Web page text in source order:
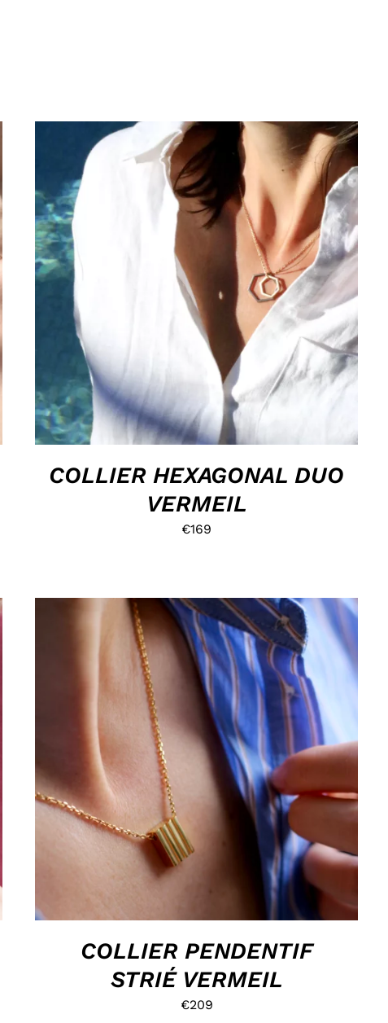
HOP, DANS MON PANIER ! / DÉTAILS
COLLIER HEXAGONAL DUO
VERMEIL
€169
HOP, DANS MON PANIER ! / DÉTAILS
COLLIER PENDENTIF
STRIÉ VERMEIL
€209